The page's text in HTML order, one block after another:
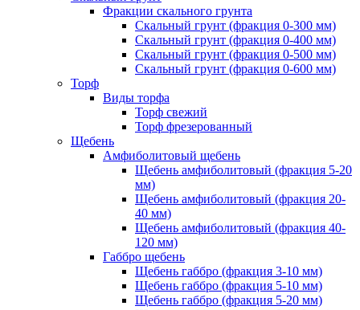
Фракции скального грунта
Скальный грунт (фракция 0-300 мм)
Скальный грунт (фракция 0-400 мм)
Скальный грунт (фракция 0-500 мм)
Скальный грунт (фракция 0-600 мм)
Торф
Виды торфа
Торф свежий
Торф фрезерованный
Щебень
Амфиболитовый щебень
Щебень амфиболитовый (фракция 5-20
мм)
Щебень амфиболитовый (фракция 20-
40 мм)
Щебень амфиболитовый (фракция 40-
120 мм)
Габбро щебень
Щебень габбро (фракция 3-10 мм)
Щебень габбро (фракция 5-10 мм)
Щебень габбро (фракция 5-20 мм)